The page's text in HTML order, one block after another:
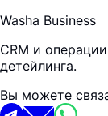
Washa Business
CRM и
детейлинга.
Вы можете